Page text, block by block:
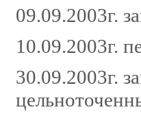
09.09.2003г.
10.09.2003г.
30.09.2003г.